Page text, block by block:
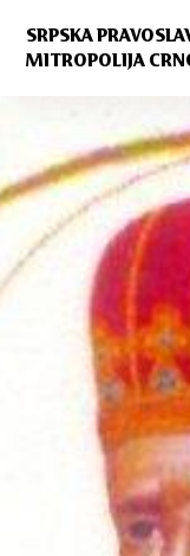
SRPSKA
MITROPOLIJA